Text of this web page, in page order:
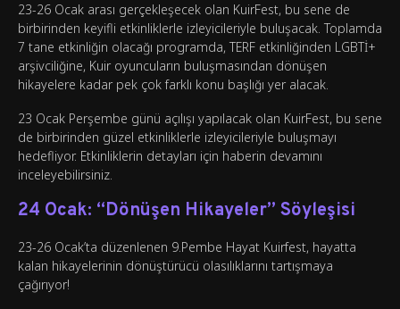
23-26 Ocak arası gerçekleşecek olan KuirFest, bu sene de
birbirinden keyifli etkinliklerle izleyicileriyle buluşacak. Toplamda
7 tane etkinliğin olacağı programda, TERF etkinliğinden LGBTİ+
arşivciliğine, Kuir oyuncuların buluşmasından dönüşen
hikayelere kadar pek çok farklı konu başlığı yer alacak.
23 Ocak Perşembe günü açılışı yapılacak olan KuirFest, bu sene
de birbirinden güzel etkinliklerle izleyicileriyle buluşmayı
hedefliyor. Etkinliklerin detayları için haberin devamını
inceleyebilirsiniz.
24 Ocak: “Dönüşen Hikayeler” Söyleşisi
23-26 Ocak’ta düzenlenen 9.Pembe Hayat Kuirfest, hayatta
kalan hikayelerinin dönüştürücü olasılıklarını tartışmaya
çağırıyor!